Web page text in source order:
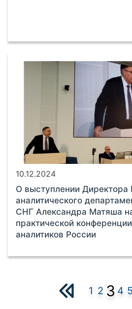
10.12.2024
О выступлении
аналитического
СНГ Александра Матяша
практической
аналитиков России
1 2 3 4 5